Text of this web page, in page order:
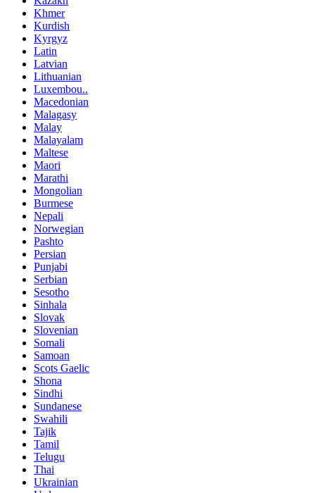
Khmer
Kurdish
Kyrgyz
Latin
Latvian
Lithuanian
Luxembou..
Macedonian
Malagasy
Malay
Malayalam
Maltese
Maori
Marathi
Mongolian
Burmese
Nepali
Norwegian
Pashto
Persian
Punjabi
Serbian
Sesotho
Sinhala
Slovak
Slovenian
Somali
Samoan
Scots Gaelic
Shona
Sindhi
Sundanese
Swahili
Tajik
Tamil
Telugu
Thai
Ukrainian